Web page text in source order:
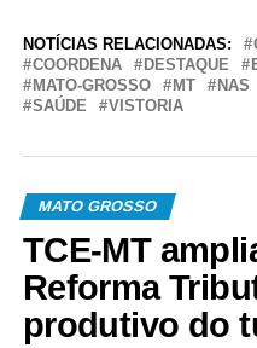
NOTÍCIAS RELACIONADAS:
COORDENA
DESTAQUE
MATO-GROSSO
MT NAS
SAÚDE
VISTORIA
MATO GROSSO
TCE-MT
Reforma
produtivo do